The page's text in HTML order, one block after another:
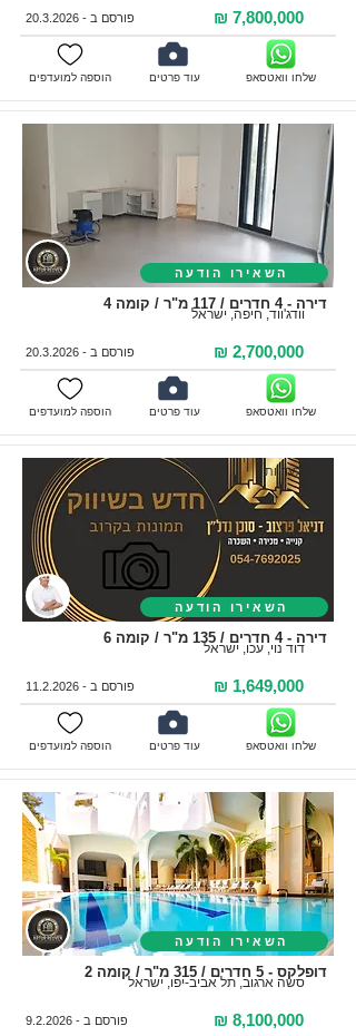
7,800,000 ₪ פורסם ב -20.3.2026
הוספה למועדפים שלחו וואטסאפ עוד פרטים
השאירו הודעה
דירה - 4 חדרים / 117 מ"ר / קומה 4
וודג'ווד, חיפה, ישראל
2,700,000 ₪ פורסם ב -20.3.2026
הוספה למועדפים שלחו וואטסאפ עוד פרטים
בבלעדיות
השאירו הודעה
דירה - 4 חדרים / 135 מ"ר / קומה 6
דוד נוי, עכו, ישראל
1,649,000 ₪ פורסם ב -11.2.2026
הוספה למועדפים שלחו וואטסאפ עוד פרטים
השאירו הודעה
דופלקס - 5 חדרים / 315 מ"ר / קומה 2
סשה ארגוב, תל אביב-יפו, ישראל
8,100,000 ₪ פורסם ב - 9.2.2026